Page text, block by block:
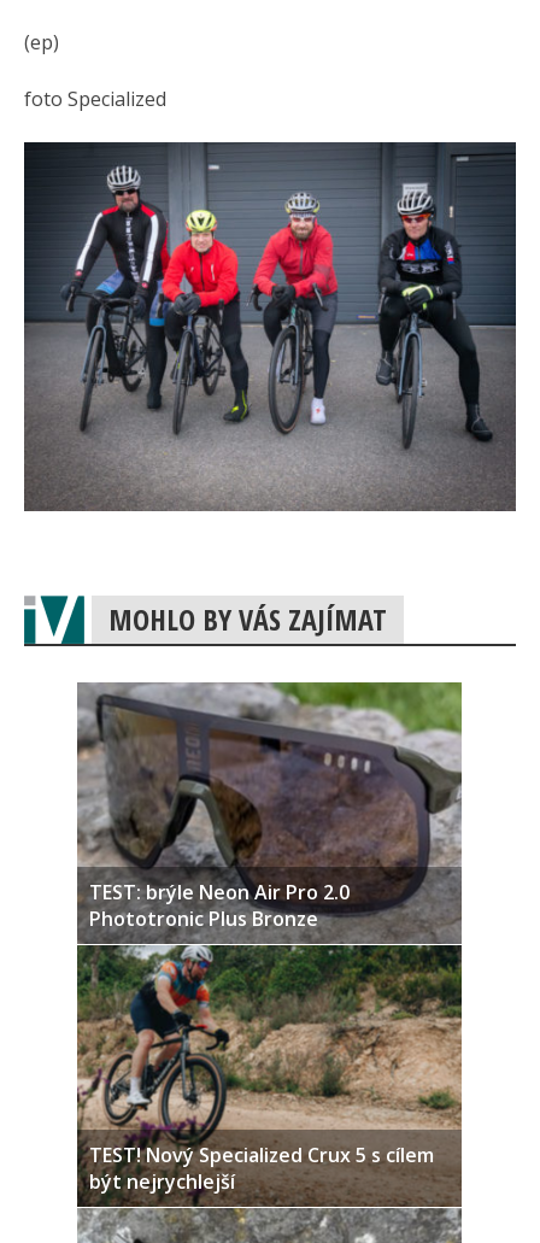
(ep)
foto Specialized
MOHLO BY VÁS ZAJÍMAT
TEST: brýle Neon Air Pro 2.0
Phototronic Plus Bronze
TEST! Nový Specialized Crux 5 s cílem
být nejrychlejší